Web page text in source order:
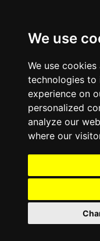
We use
We use
technologies to
experience on
personalized
analyze our
where our